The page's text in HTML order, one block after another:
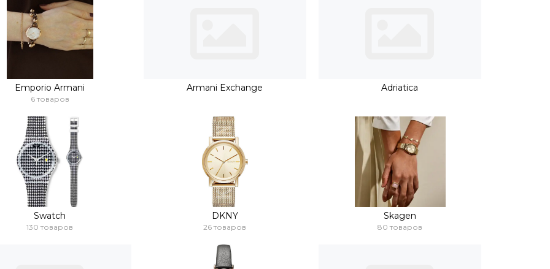
Emporio Armani
6 товаров
Armani Exchange Adriatica
Swatch
130 товаров
DKNY
26 товаров
Skagen
80 товаров